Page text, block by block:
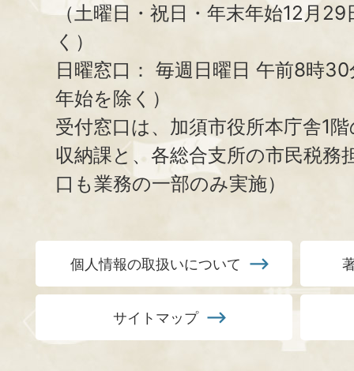
（土曜日・祝日・年末年始12月
く）
日曜窓口： 毎週日曜日 午前8時
年始を除く）
受付窓口は、加須市役所本庁舎1
収納課と、 各総合支所の市民税務
口も業務の一部のみ実施）
個人情報の取扱いについて
サイトマップ